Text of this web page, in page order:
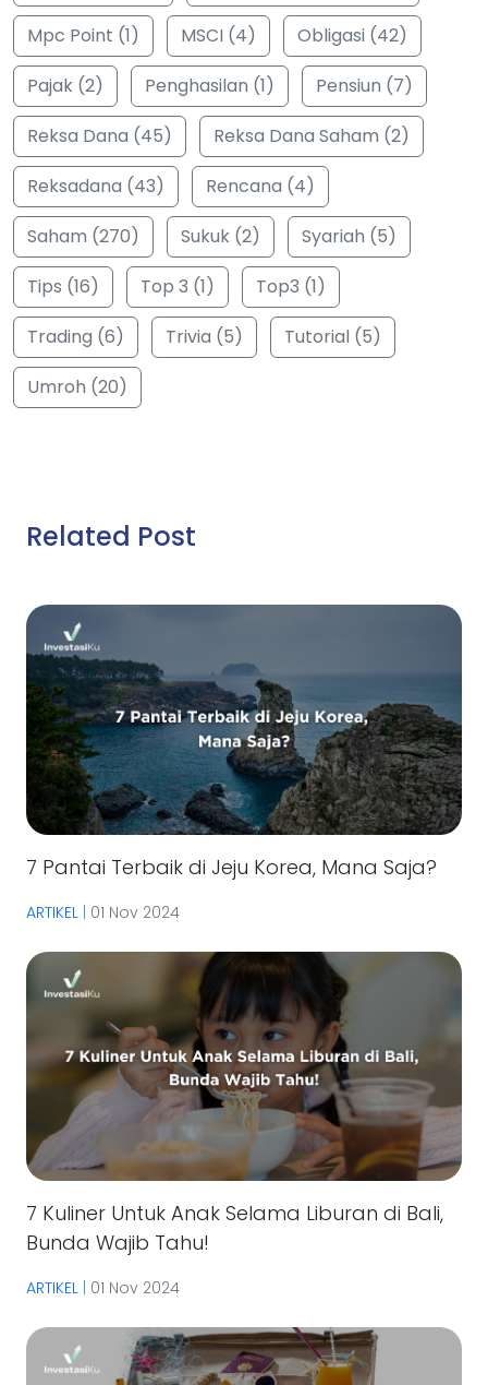
Mpc Point (1)
MSCI (4)
Obligasi (42)
Pajak (2)
Penghasilan (1)
Pensiun (7)
Reksa Dana (45)
Reksa Dana Saham (2)
Reksadana (43)
Rencana (4)
Saham (270)
Sukuk (2)
Syariah (5)
Tips (16)
Top 3 (1)
Top3 (1)
Trading (6)
Trivia (5)
Tutorial (5)
Umroh (20)
Related Post
7 Pantai Terbaik di Jeju Korea, Mana Saja?
ARTIKEL | 01 Nov 2024
7 Kuliner Untuk Anak Selama Liburan di Bali,
Bunda Wajib Tahu!
ARTIKEL 01 Nov 2024